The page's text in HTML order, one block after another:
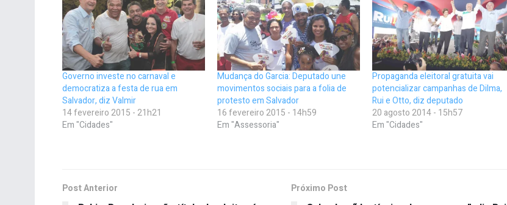
Governo investe no carnaval e
democratiza a festa de rua em
Salvador, diz Valmir
14 fevereiro 2015 - 21h21
Em "Cidades"
Mudança do Garcia: Deputado une
movimentos sociais para a folia de
protesto em Salvador
16 fevereiro 2015 - 14h59
Em "Assessoria"
Propaganda eleitoral gratuita vai
potencializar campanhas de Dilma,
Rui e Otto, diz deputado
20 agosto 2014 - 15h57
Em "Cidades"
Post Anterior Próximo Post